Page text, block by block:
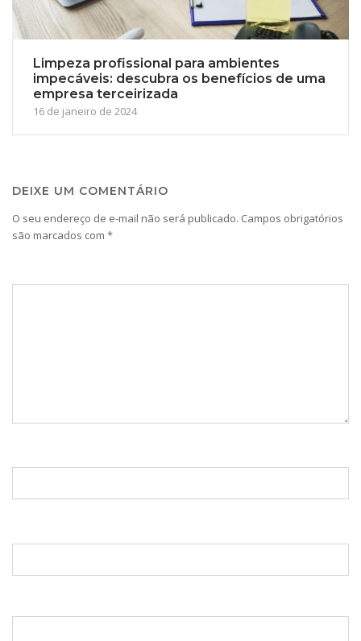
Limpeza profissional para ambientes
impecáveis: descubra os benefícios de uma
empresa terceirizada
16 de janeiro de 2024
DEIXE UM COMENTÁRIO
O seu endereço de e-mail não será publicado. Campos obrigatórios
são marcados com *